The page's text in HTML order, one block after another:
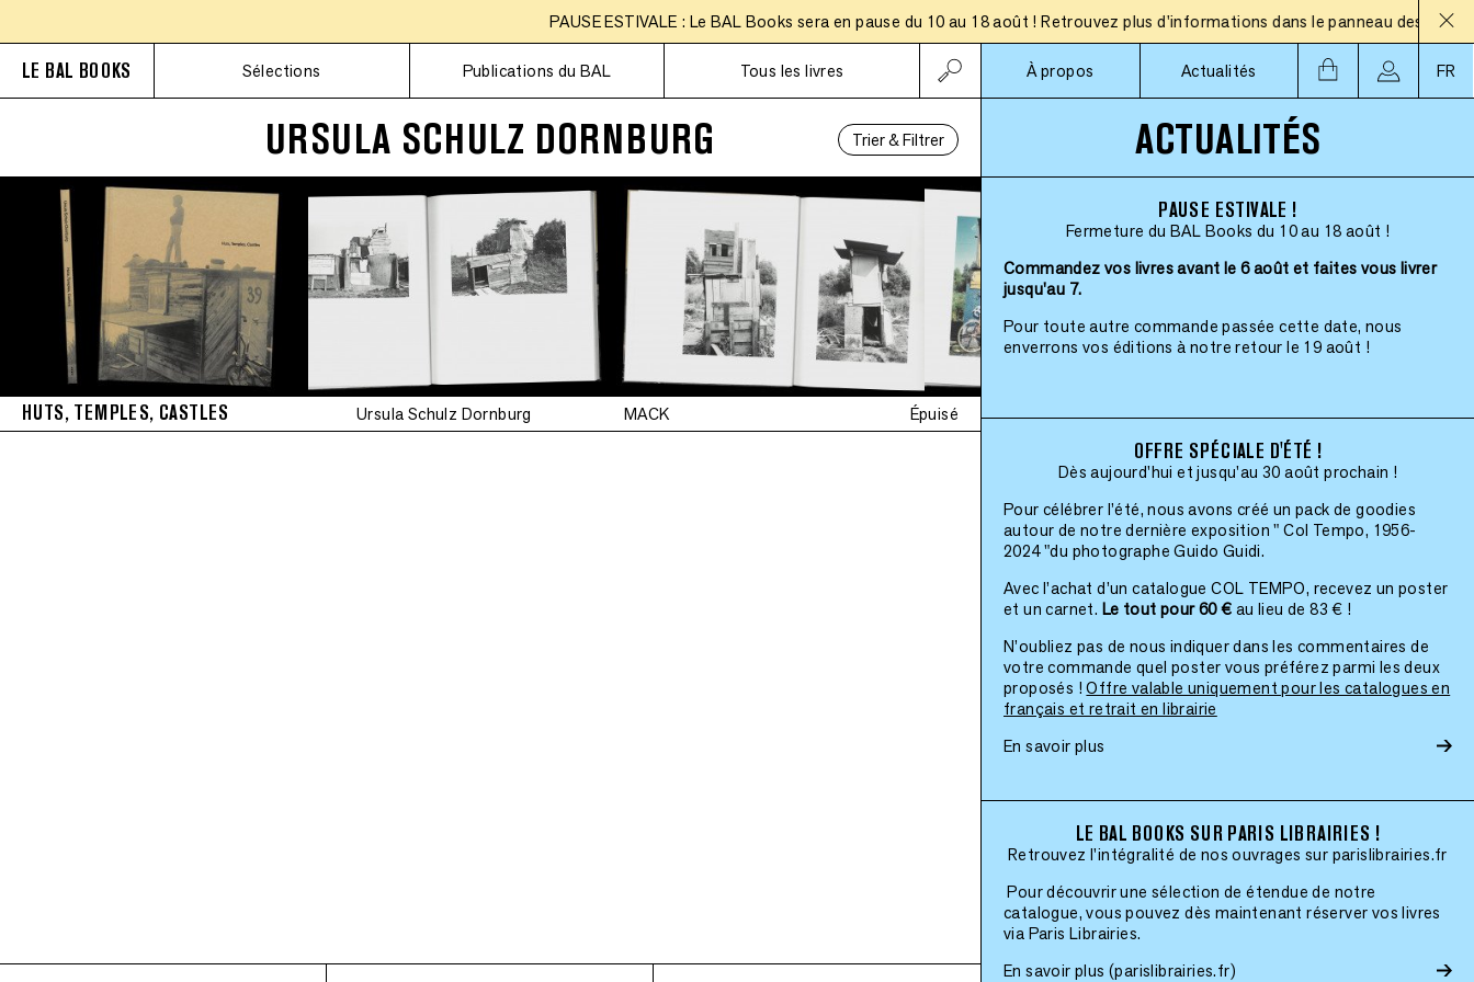
PAUSE ESTIVALE : Le BAL Books sera en pause du 10 au 18 août ! Retrouvez plus d'informations dans le panneau des
LE BAL BOOKS Sélections Publications du BAL Tous les livres
Abonnements
À propos
Actualités FR
URSULA SCHULZ DORNBURG Trier & Filtrer
HUTS, TEMPLES, CASTLES Ursula Schulz Dornburg MACK Épuisé
ACTUALITÉS
PAUSE ESTIVALE !
Fermeture du BAL Books du 10 au 18 août !
Commandez vos livres avant le 6 août et faites vous livrer
jusqu'au 7.
Pour toute autre commande passée cette date, nous
enverrons vos éditions à notre retour le 19 août !
OFFRE SPÉCIALE D'ÉTÉ !
Dès aujourd'hui et jusqu'au 30 août prochain !
Pour célébrer l’été, nous avons créé un pack de goodies
autour de notre dernière exposition " Col Tempo, 1956-
2024 "du photographe Guido Guidi.
Avec l’achat d’un catalogue COL TEMPO, recevez un poster
et un carnet. Le tout pour 60 € au lieu de 83 € !
N’oubliez pas de nous indiquer dans les commentaires de
votre commande quel poster vous préférez parmi les deux
proposés !Offre valable uniquement pour les catalogues en
français et retrait en librairie
En savoir plus
LE BAL BOOKS SUR PARIS LIBRAIRIES !
Retrouvez l'intégralité de nos ouvrages sur parislibrairies.fr
Pour découvrir une sélection de étendue de notre
catalogue, vous pouvez dès maintenant réserver vos livres
via Paris Librairies.
En savoir plus (parislibrairies.fr)